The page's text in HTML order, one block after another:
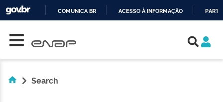
COMUNICA BR ACESSO À INFORMAÇÃO
Search